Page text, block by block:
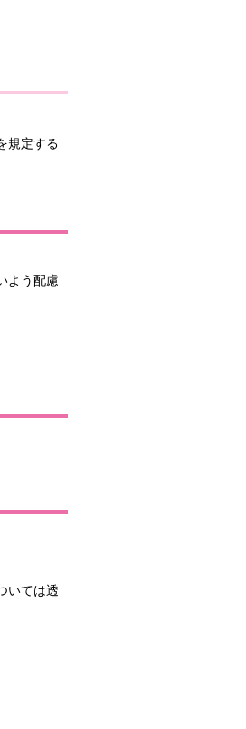
規定する
よう配慮
いては透